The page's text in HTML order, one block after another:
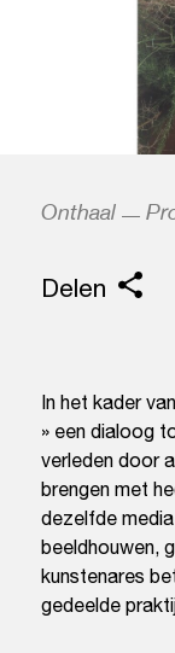
Onthaal
Delen
In het kader
» een dialoog
verleden door
brengen met
dezelfde
beeldhouwen,
kunstenares
gedeelde